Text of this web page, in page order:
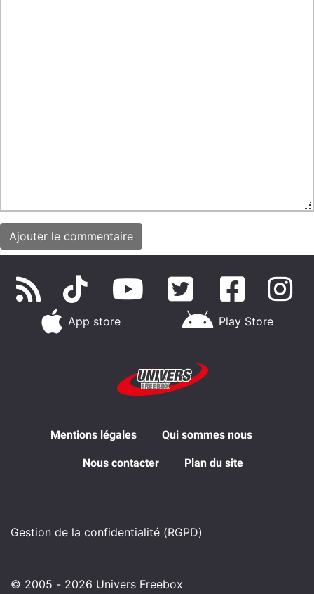
App store Play Store
Mentions légales Qui sommes nous
Nous contacter Plan du site
Gestion de la confidentialité (RGPD)
© 2005 - 2026 Univers Freebox